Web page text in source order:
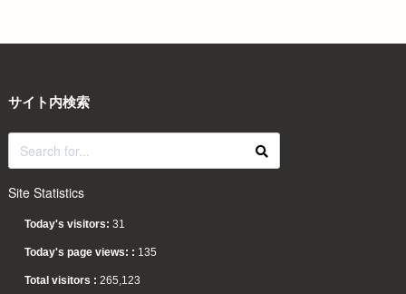
サイト内検索
Site Statistics
Today's visitors: 31
Today's page views: : 135
Total visitors : 265,123